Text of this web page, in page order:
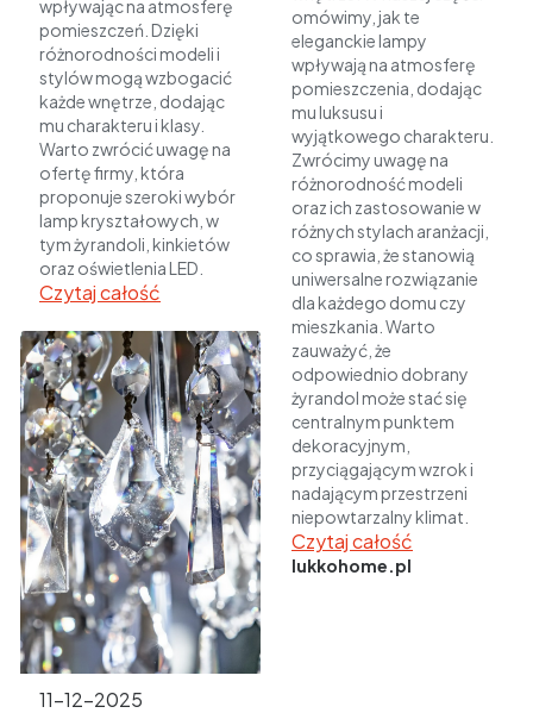
wpływając na atmosferę
pomieszczeń. Dzięki
różnorodności modeli i
stylów mogą wzbogacić
każde wnętrze, dodając
mu charakteru i klasy.
Warto zwrócić uwagę na
ofertę firmy, która
proponuje szeroki wybór
lamp kryształowych, w
tym żyrandoli, kinkietów
oraz oświetlenia LED.
Czytaj całość
11-12-2025
omówimy, jak te
eleganckie lampy
wpływają na atmosferę
pomieszczenia, dodając
mu luksusu i
wyjątkowego charakteru.
Zwrócimy uwagę na
różnorodność modeli
oraz ich zastosowanie w
różnych stylach aranżacji,
co sprawia, że stanowią
uniwersalne rozwiązanie
dla każdego domu czy
mieszkania. Warto
zauważyć, że
odpowiednio dobrany
żyrandol może stać się
centralnym punktem
dekoracyjnym,
przyciągającym wzrok i
nadającym przestrzeni
niepowtarzalny klimat.
Czytaj całość
lukkohome.pl